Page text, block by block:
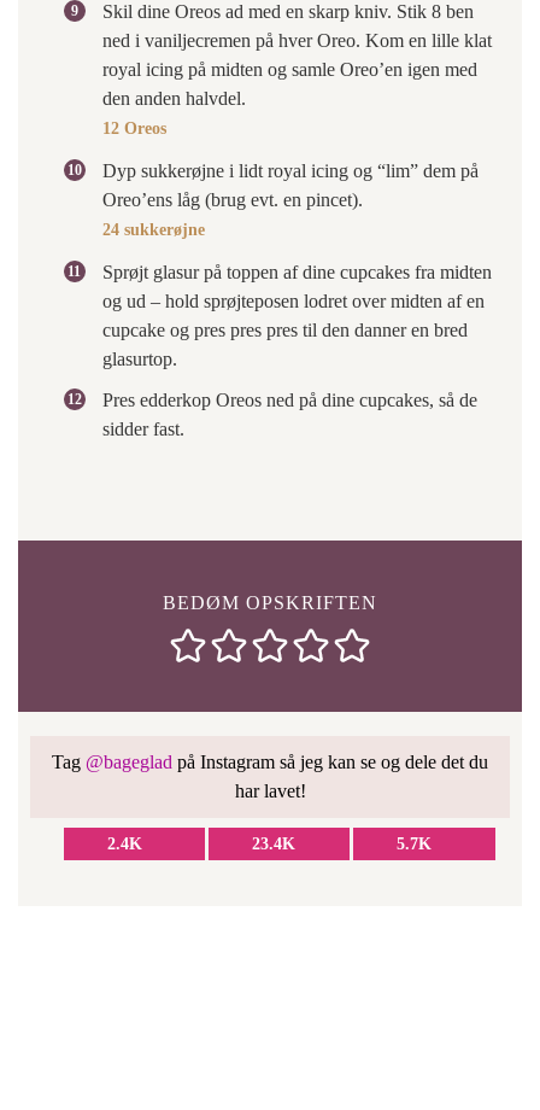
Skil dine Oreos ad med en skarp kniv. Stik 8 ben
ned i vaniljecremen på hver Oreo. Kom en lille klat
royal icing på midten og samle Oreo’en igen med
den anden halvdel.
12 Oreos
Dyp sukkerøjne i lidt royal icing og “lim” dem på
Oreo’ens låg (brug evt. en pincet).
24 sukkerøjne
Sprøjt glasur på toppen af dine cupcakes fra midten
og ud – hold sprøjteposen lodret over midten af en
cupcake og pres pres pres til den danner en bred
glasurtop.
Pres edderkop Oreos ned på dine cupcakes, så de
sidder fast.
BEDØM OPSKRIFTEN
Tag @bageglad på Instagram så jeg kan se og dele det du
har lavet!
2.4K 23.4K 5.7K